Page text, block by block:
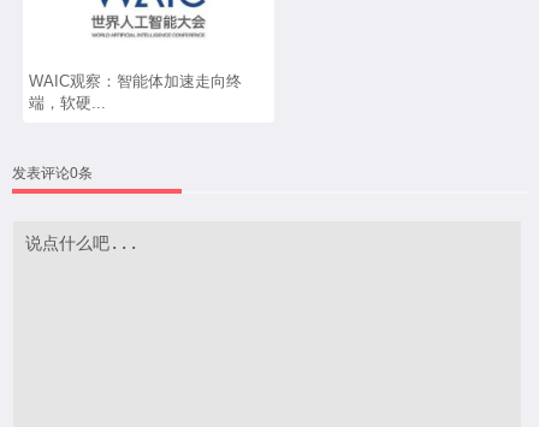
WAIC观察：智能体加速走向终
端，软硬...
发表评论0条